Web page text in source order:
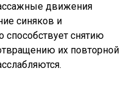
движения
синяков и
снятию
их повторной